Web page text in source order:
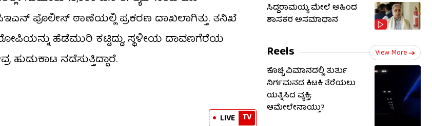
ಪೊಲೀಸ್ ಠಾಣೆಯಲ್ಲಿ ಪ್ರಕರಣ ದಾಖಲಾಗಿತ್ತು. ತನಿಖೆ
ಹೆಡೆಮುರಿ ಕಟ್ಟಿದ್ದು, ಸ್ಥಳೀಯ ದಾವಣಗೆರೆಯ
ನಡೆಸುತ್ತಿದ್ದಾರೆ.
LIVE TV
ಸಿದ್ದರಾಮಯ್ಯ ಮೇಲೆ ಅಹಿಂದ
ಶಾಸಕರ ಅಸಮಾಧಾನ
Reels View More
ಕೊಚ್ಚಿ ವಿಮಾನದಲ್ಲಿ ತುರ್ತು
ನಿರ್ಗಮನದ ಕಿಟಕಿ ತೆರೆಯಲು
ಯತ್ನಿಸಿದ ವ್ಯಕ್ತಿ;
ಆಮೇಲೇನಾಯ್ತು?